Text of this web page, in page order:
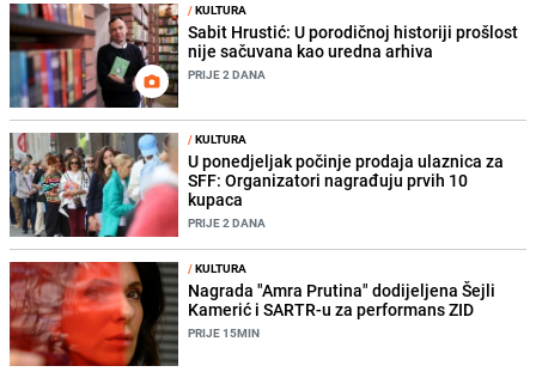
/KULTURA
Sabit Hrustić: U porodičnoj historiji prošlost
nije sačuvana kao uredna arhiva
PRIJE 2 DANA
/KULTURA
U ponedjeljak počinje prodaja ulaznica za
SFF: Organizatori nagrađuju prvih 10
kupaca
PRIJE 2 DANA
/KULTURA
Nagrada "Amra Prutina" dodijeljena Šejli
Kamerić i SARTR-u za performans ZID
PRIJE 15MIN